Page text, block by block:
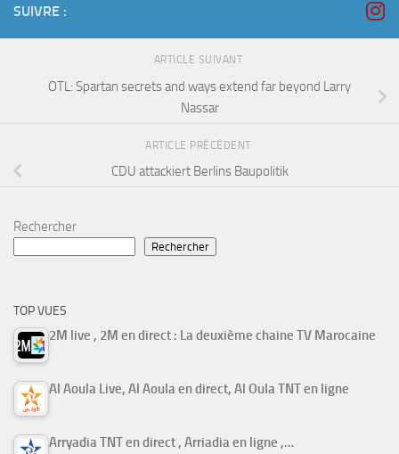
SUIVRE :
ARTICLE SUIVANT
OTL: Spartan secrets and ways extend far beyond Larry
Nassar
ARTICLE PRÉCÉDENT
CDU attackiert Berlins Baupolitik
Rechercher
Rechercher
TOP VUES
2M live , 2M en direct : La deuxième chaine TV Marocaine
Al Aoula Live, Al Aoula en direct, Al Oula TNT en ligne
Arryadia TNT en direct , Arriadia en ligne ,…